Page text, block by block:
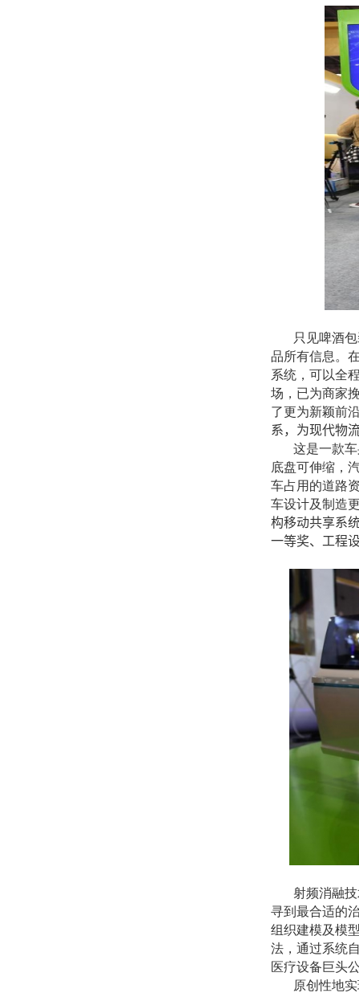
只见啤酒
品所有信息。
系统，可以全
场，已为商家
了更为新颖前
系，为现代物
这是一款
底盘可伸缩，
车占用的道路
车设计及制造
构移动共享系
一等奖、工程
射频消融
寻到最合适的
组织建模及模
法，通过系统
医疗设备巨头
原创性地